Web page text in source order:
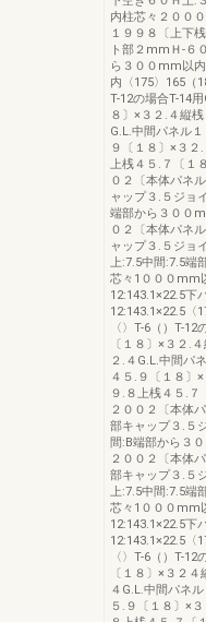
内柱芯々２００
１９９８〔上下
ト部２mmＨ-６
ら３００mm以
内〈175〉165（
T-12の場合T-14
８〕×３２.４縦
G.L.中間パネル
９〔１８〕×３
上桟４５.７〔１
０２〔本体パネ
ャップ３.５ジョ
端部から３００
０２〔本体パネ
ャップ３.５ジョ
上:7.5中間:7.5端
芯々1０００mm
12:143.1×22.5下
12:143.1×22.5〈
〈〉T-6（）T-
〔１８〕×３２.
２.４G.L.中間パ
４５.９〔１８〕
９.８上桟４５.
２００２〔本体
部キャップ３.５
間:B端部から３
２００２〔本体
部キャップ３.５
上:7.5中間:7.5端
芯々1０００mm
12:143.1×22.5下
12:143.1×22.5〈
〈〉T-6（）T-
〔１８〕×３２
４G.L.中間パネ
５.９〔１８〕×